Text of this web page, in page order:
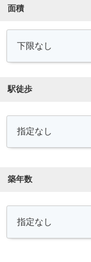
面積
駅徒歩
築年数